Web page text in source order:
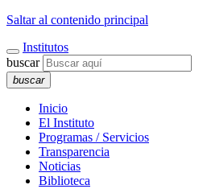
Saltar al contenido principal
Institutos
buscar
buscar
Inicio
El Instituto
Programas / Servicios
Transparencia
Noticias
Biblioteca